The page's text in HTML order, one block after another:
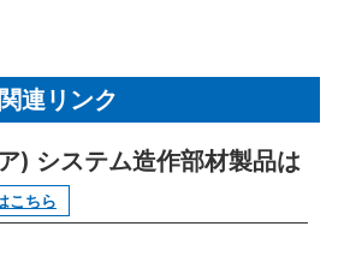
連リンク
) システム造作部材製品は
こちら